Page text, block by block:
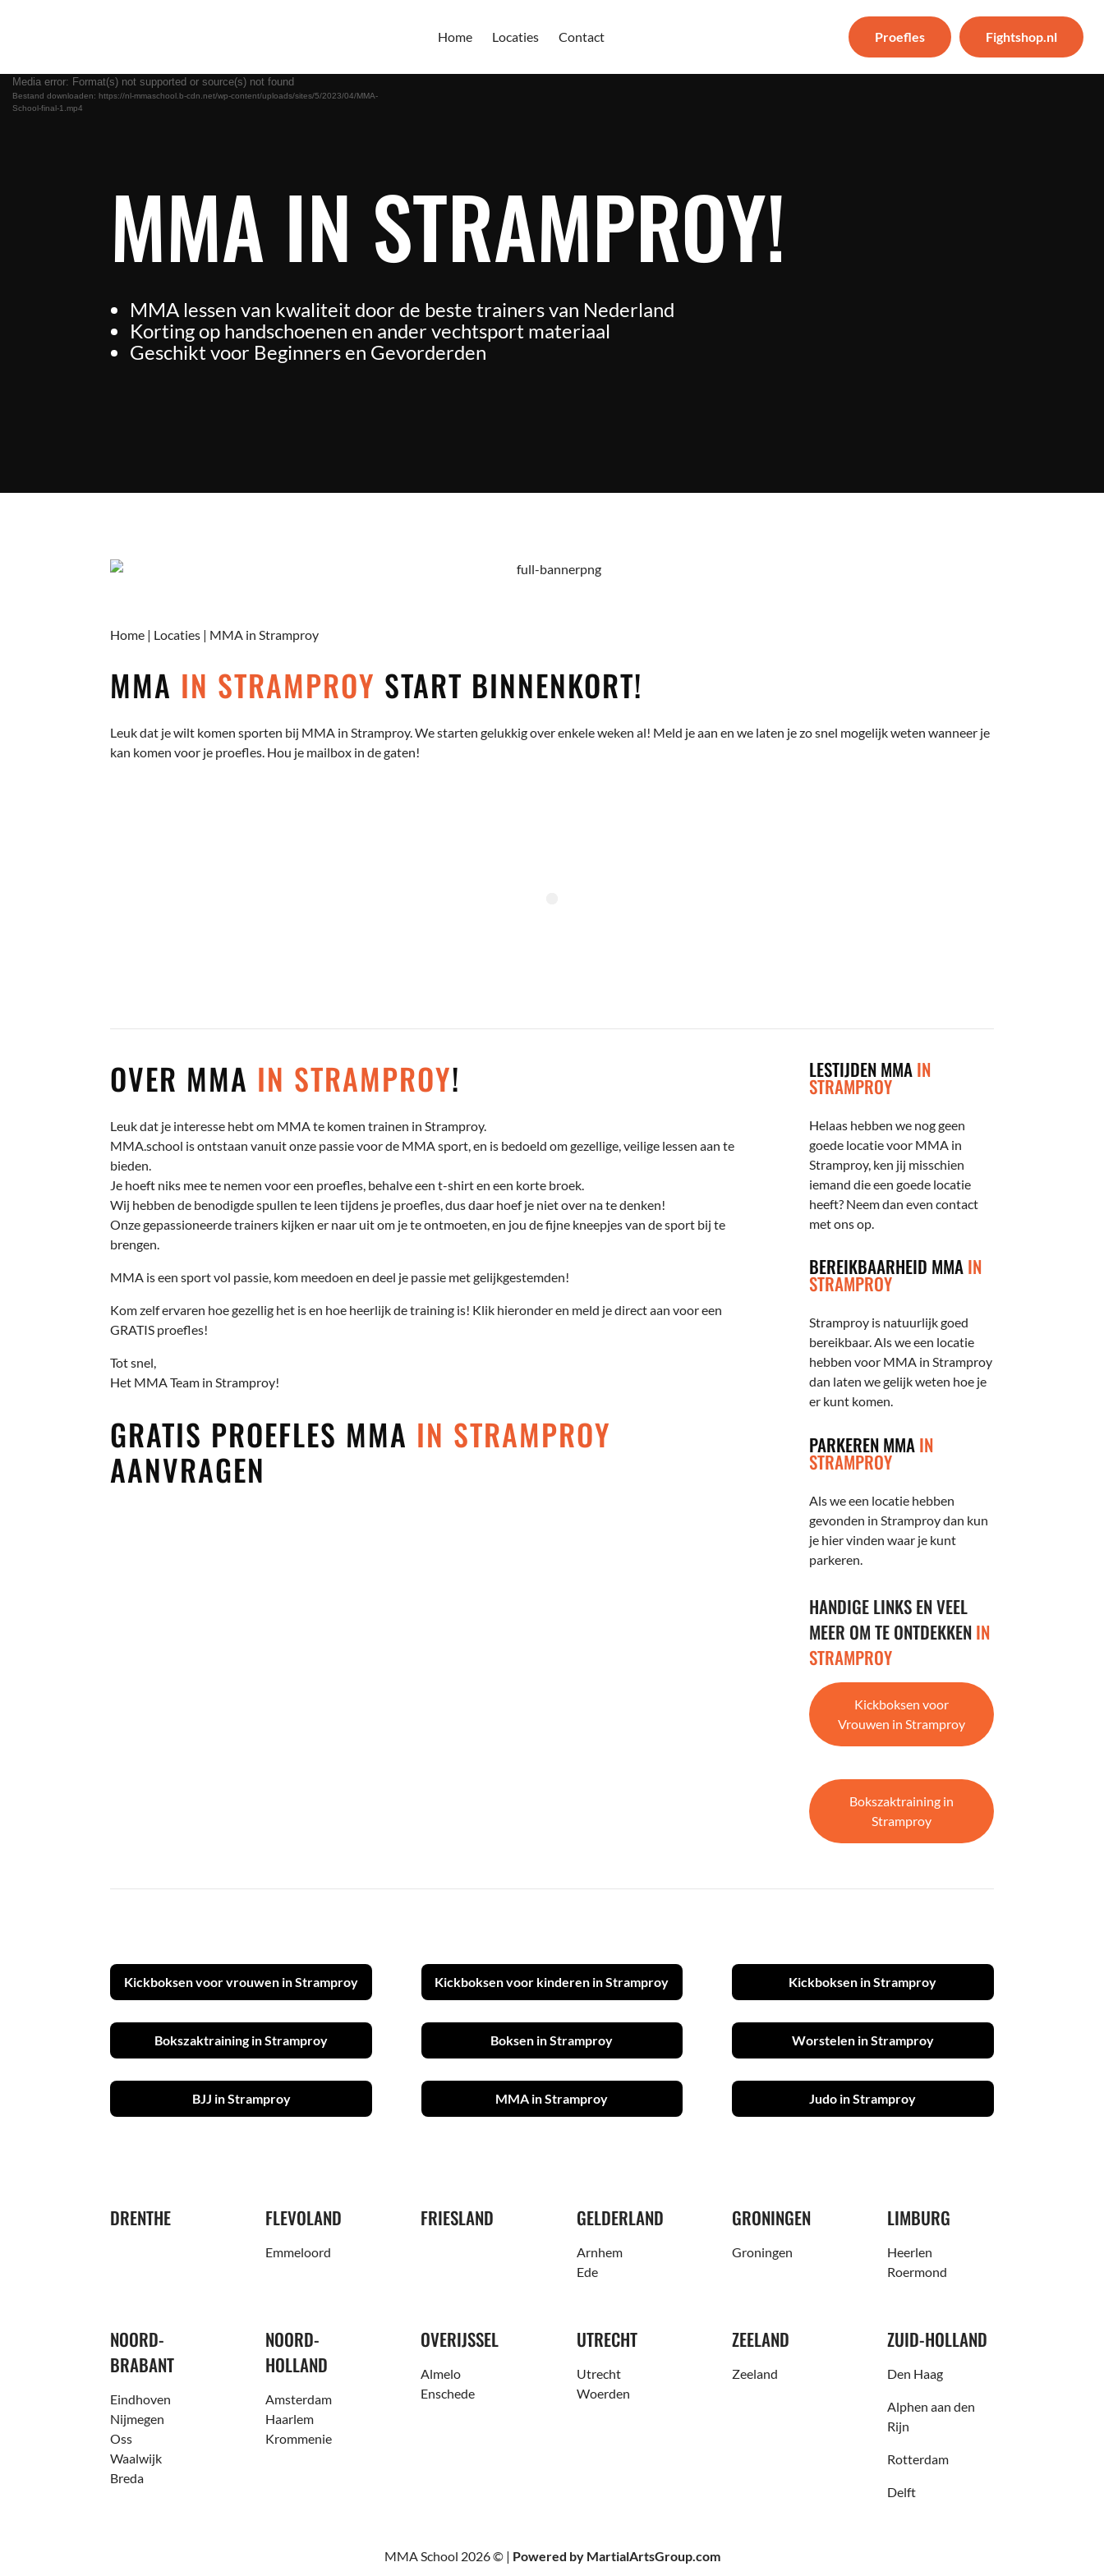
Home Locaties Contact Proefles Fightshop.nl
Videospeler
Media error: Format(s) not supported or source(s) not found
Bestand downloaden: https://nl-mmaschool.b-cdn.net/wp-content/uploads/sites/5/2023/04/MMA-
School-final-1.mp4
MMA IN STRAMPROY!
MMA lessen van kwaliteit door de beste trainers van Nederland
Korting op handschoenen en ander vechtsport materiaal
Geschikt voor Beginners en Gevorderden
Home | Locaties | MMA in Stramproy
MMA IN STRAMPROY START BINNENKORT!
Leuk dat je wilt komen sporten bij MMA in Stramproy. We starten gelukkig over enkele weken al! Meld je aan en we laten je zo snel mogelijk weten wanneer je
kan komen voor je proefles. Hou je mailbox in de gaten!
OVER MMA IN STRAMPROY!
Leuk dat je interesse hebt om MMA te komen trainen in Stramproy.
MMA.school is ontstaan vanuit onze passie voor de MMA sport, en is bedoeld om gezellige, veilige lessen aan te
bieden.
Je hoeft niks mee te nemen voor een proefles, behalve een t-shirt en een korte broek.
Wij hebben de benodigde spullen te leen tijdens je proefles, dus daar hoef je niet over na te denken!
Onze gepassioneerde trainers kijken er naar uit om je te ontmoeten, en jou de fijne kneepjes van de sport bij te
brengen.
MMA is een sport vol passie, kom meedoen en deel je passie met gelijkgestemden!
Kom zelf ervaren hoe gezellig het is en hoe heerlijk de training is! Klik hieronder en meld je direct aan voor een
GRATIS proefles!
Tot snel,
Het MMA Team in Stramproy!
GRATIS PROEFLES MMA IN STRAMPROY
AANVRAGEN
LESTIJDEN MMAIN
STRAMPROY
Helaas hebben we nog geen
goede locatie voor MMA in
Stramproy, ken jij misschien
iemand die een goede locatie
heeft? Neem dan even contact
met ons op.
BEREIKBAARHEID MMAIN
STRAMPROY
Stramproy is natuurlijk goed
bereikbaar. Als we een locatie
hebben voor MMA in Stramproy
dan laten we gelijk weten hoe je
er kunt komen.
PARKEREN MMAIN
STRAMPROY
Als we een locatie hebben
gevonden in Stramproy dan kun
je hier vinden waar je kunt
parkeren.
HANDIGE LINKS EN VEEL
MEER OM TE ONTDEKKENIN
STRAMPROY
Kickboksen voor
Vrouwen in Stramproy
Bokszaktraining in
Stramproy
Kickboksen voor vrouwen in Stramproy Kickboksen voor kinderen in Stramproy Kickboksen in Stramproy
Bokszaktraining in Stramproy Boksen in Stramproy Worstelen in Stramproy
BJJ in Stramproy MMA in Stramproy Judo in Stramproy
DRENTHE FLEVOLAND
Emmeloord
FRIESLAND GELDERLAND
Arnhem
Ede
GRONINGEN
Groningen
LIMBURG
Heerlen
Roermond
NOORD-
BRABANT
Eindhoven
Nijmegen
Oss
Waalwijk
Breda
NOORD-
HOLLAND
Amsterdam
Haarlem
Krommenie
OVERIJSSEL
Almelo
Enschede
UTRECHT
Utrecht
Woerden
ZEELAND
Zeeland
ZUID-HOLLAND
Den Haag
Alphen aan den
Rijn
Rotterdam
Delft
MMA School 2026 © | Powered by MartialArtsGroup.com